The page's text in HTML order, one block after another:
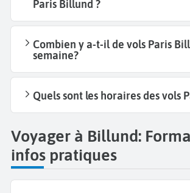
Paris Billund ?
Combien y a-t-il de vols Paris
semaine?
Quels sont les horaires des vols
Voyager à Billund:
infos pratiques